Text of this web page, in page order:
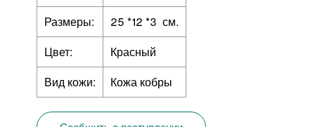
Размеры:
25 *12 *3 см.
Цвет:
Красный
Вид кожи:
Кожа кобры